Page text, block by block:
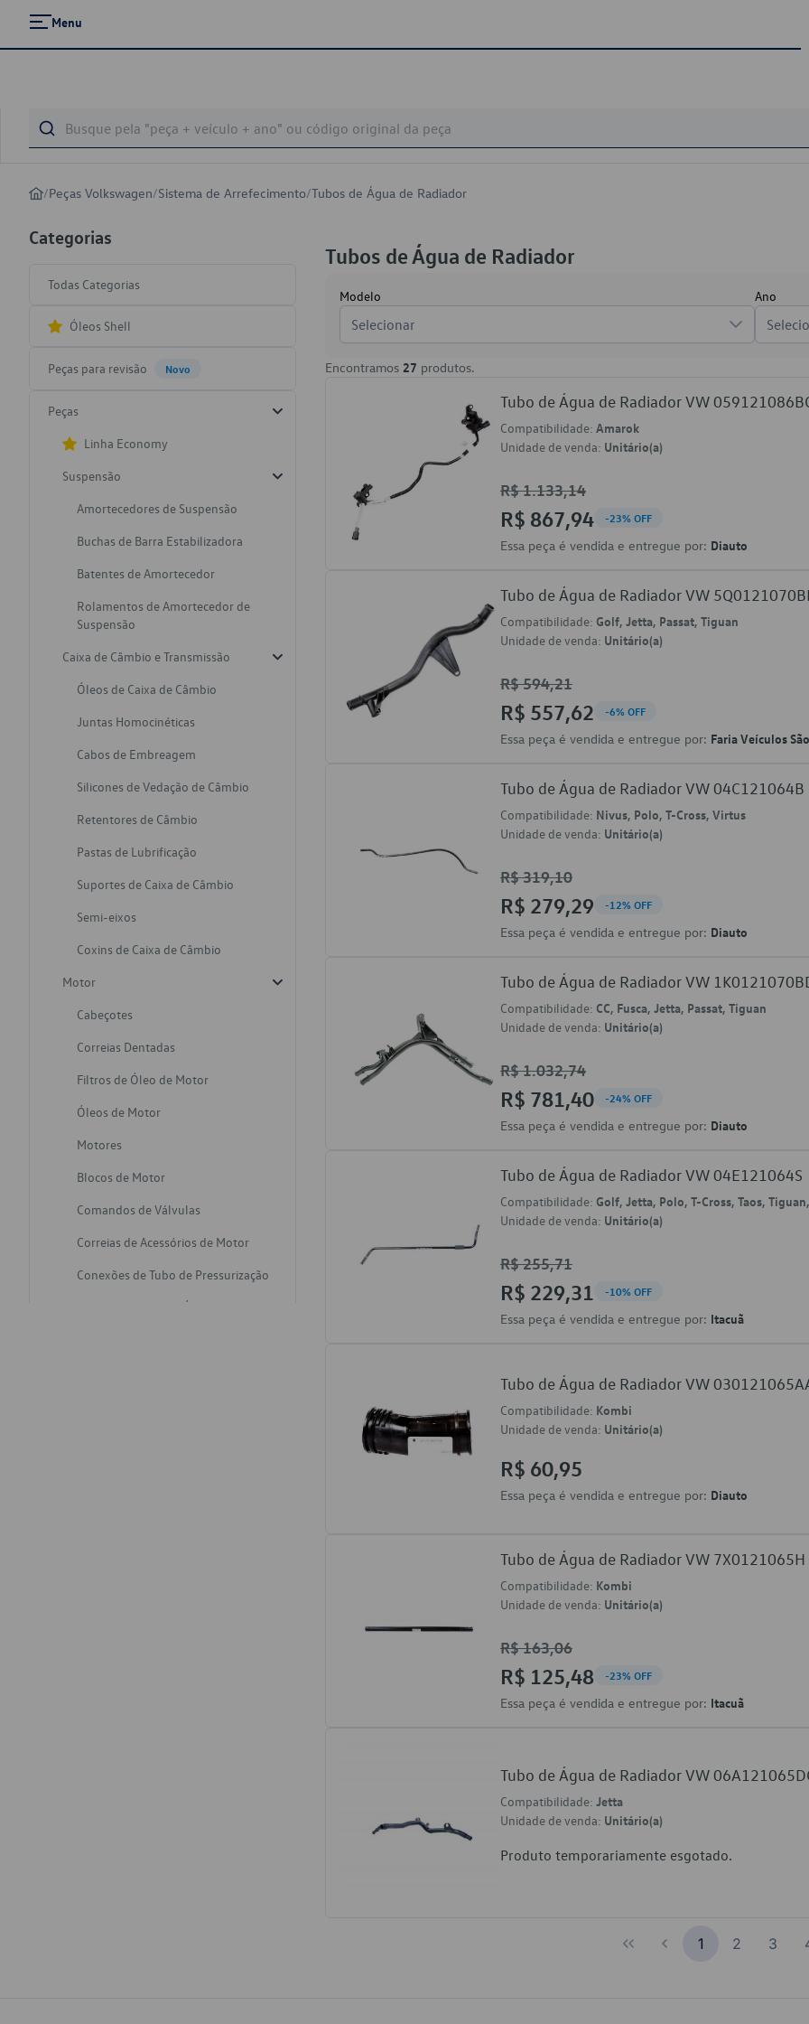
Menu
/Peças Volkswagen/Sistema de Arrefecimento/Tubos de Água de Radiador
Categorias
Todas Categorias
Óleos Shell
Peças para revisão Novo
Peças
Linha Economy
Suspensão
Amortecedores de Suspensão
Buchas de Barra Estabilizadora
Batentes de Amortecedor
Rolamentos de Amortecedor de
Suspensão
Caixa de Câmbio e Transmissão
Óleos de Caixa de Câmbio
Juntas Homocinéticas
Cabos de Embreagem
Silicones de Vedação de Câmbio
Retentores de Câmbio
Pastas de Lubrificação
Suportes de Caixa de Câmbio
Semi-eixos
Coxins de Caixa de Câmbio
Motor
Cabeçotes
Correias Dentadas
Filtros de Óleo de Motor
Óleos de Motor
Motores
Blocos de Motor
Comandos de Válvulas
Correias de Acessórios de Motor
Conexões de Tubo de Pressurização
Varetas de Nivel de Óleo
Tubos de Água de Radiador
Modelo
Selecionar
Ano
Encontramos 27 produtos.
Tubo de Água de Radiador VW
Compatibilidade: Amarok
Unidade de venda: Unitário(a)
R$ 1.133,14
R$ 867,94 -23% OFF
Essa peça é vendida e entregue por: Diauto
Tubo de Água de Radiador VW
Compatibilidade: Golf, Jetta, Passat, Tiguan
Unidade de venda: Unitário(a)
R$ 594,21
R$ 557,62 -6% OFF
Essa peça é vendida e entregue por: Faria Veículos
Tubo de Água de Radiador VW 04C121064B
Compatibilidade: Nivus, Polo, T-Cross, Virtus
Unidade de venda: Unitário(a)
R$ 319,10
R$ 279,29 -12% OFF
Essa peça é vendida e entregue por: Diauto
Tubo de Água de Radiador VW
Compatibilidade: CC, Fusca, Jetta, Passat, Tiguan
Unidade de venda: Unitário(a)
R$ 1.032,74
R$ 781,40 -24% OFF
Essa peça é vendida e entregue por: Diauto
Tubo de Água de Radiador VW 04E121064S
Compatibilidade: Golf, Jetta, Polo, T-Cross, Taos,
Unidade de venda: Unitário(a)
R$ 255,71
R$ 229,31 -10% OFF
Essa peça é vendida e entregue por: Itacuã
Tubo de Água de Radiador VW
Compatibilidade: Kombi
Unidade de venda: Unitário(a)
R$ 60,95
Essa peça é vendida e entregue por: Diauto
Tubo de Água de Radiador VW 7X0121065H
Compatibilidade: Kombi
Unidade de venda: Unitário(a)
R$ 163,06
R$ 125,48 -23% OFF
Essa peça é vendida e entregue por: Itacuã
Tubo de Água de Radiador VW
Compatibilidade: Jetta
Unidade de venda: Unitário(a)
Produto temporariamente esgotado.
1 2 3